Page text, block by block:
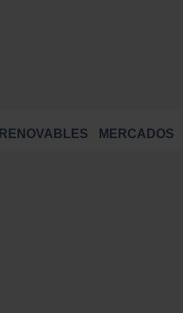
RENOVABLES MERCADOS